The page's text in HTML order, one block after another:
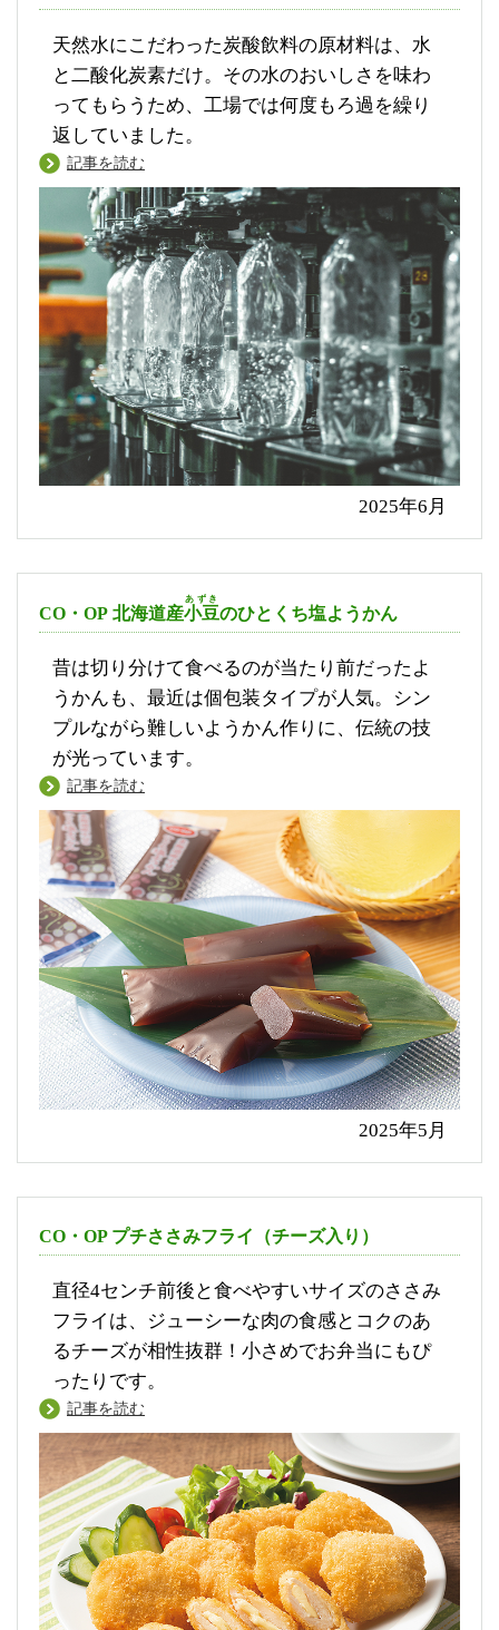
天然水にこだわった炭酸飲料の原材料は、水
と二酸化炭素だけ。その水のおいしさを味わ
ってもらうため、工場では何度もろ過を繰り
返していました。
記事を読む
2025年6月
CO・OP 北海道産小豆
あずき
のひとくち塩ようかん
昔は切り分けて食べるのが当たり前だったよ
うかんも、最近は個包装タイプが人気。シン
プルながら難しいようかん作りに、伝統の技
が光っています。
記事を読む
2025年5月
CO・OP プチささみフライ（チーズ入り）
直径4センチ前後と食べやすいサイズのささみ
フライは、ジューシーな肉の食感とコクのあ
るチーズが相性抜群！小さめでお弁当にもぴ
ったりです。
記事を読む